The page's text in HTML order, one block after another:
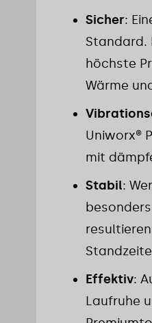
Sicher:
Standard.
höchste
Wärme
Uniworx®
mit
Stabil:
Effektiv:
Laufruhe